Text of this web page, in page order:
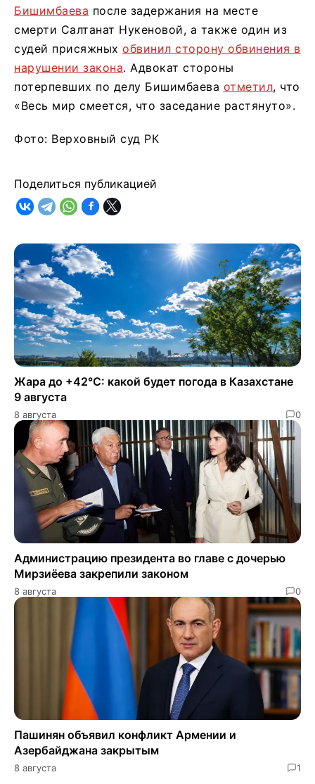
Бишимбаева после задержания на месте
смерти Салтанат Нукеновой, а также один из
судей присяжных обвинил сторону обвинения в
нарушении закона. Адвокат стороны
потерпевших по делу Бишимбаева отметил, что
«Весь мир смеется, что заседание растянуто».
Фото: Верховный суд РК
Поделиться публикацией
Жара до +42°C: какой будет погода в Казахстане
9 августа
8 августа 0
Администрацию президента во главе с дочерью
Мирзиёева закрепили законом
8 августа 0
Пашинян объявил конфликт Армении и
Азербайджана закрытым
8 августа 1